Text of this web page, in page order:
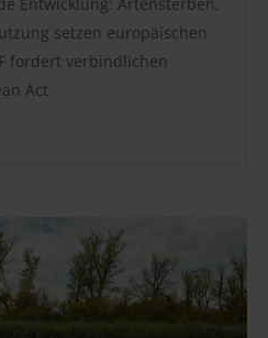
Entwicklung: Artensterben,
setzen europäischen
fordert verbindlichen
Act